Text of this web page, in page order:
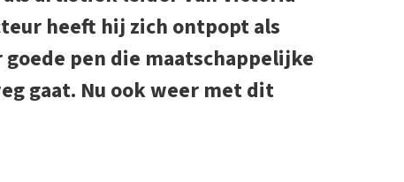
heeft hij zich ontpopt als
pen die maatschappelijke
gaat. Nu ook weer met dit